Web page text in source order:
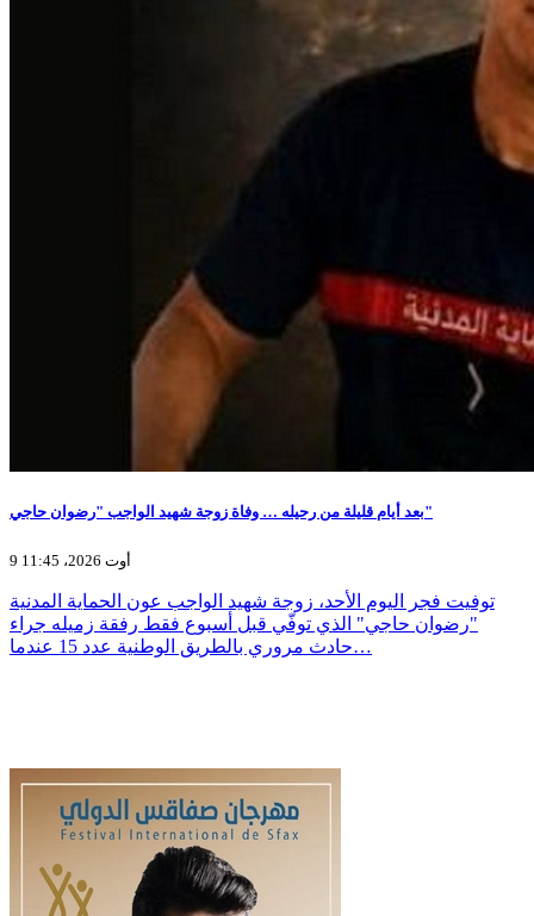
بعد أيام قليلة من رحيله … وفاة زوجة شهيد الواجب "رضوان حاجي"
9 أوت 2026، 11:45
توفيت فجر اليوم الأحد، زوجة شهيد الواجب عون الحماية المدنية
"رضوان حاجي" الذي توفّي قبل أسبوع فقط رفقة زميله جراء
حادث مروري بالطريق الوطنية عدد 15 عندما…